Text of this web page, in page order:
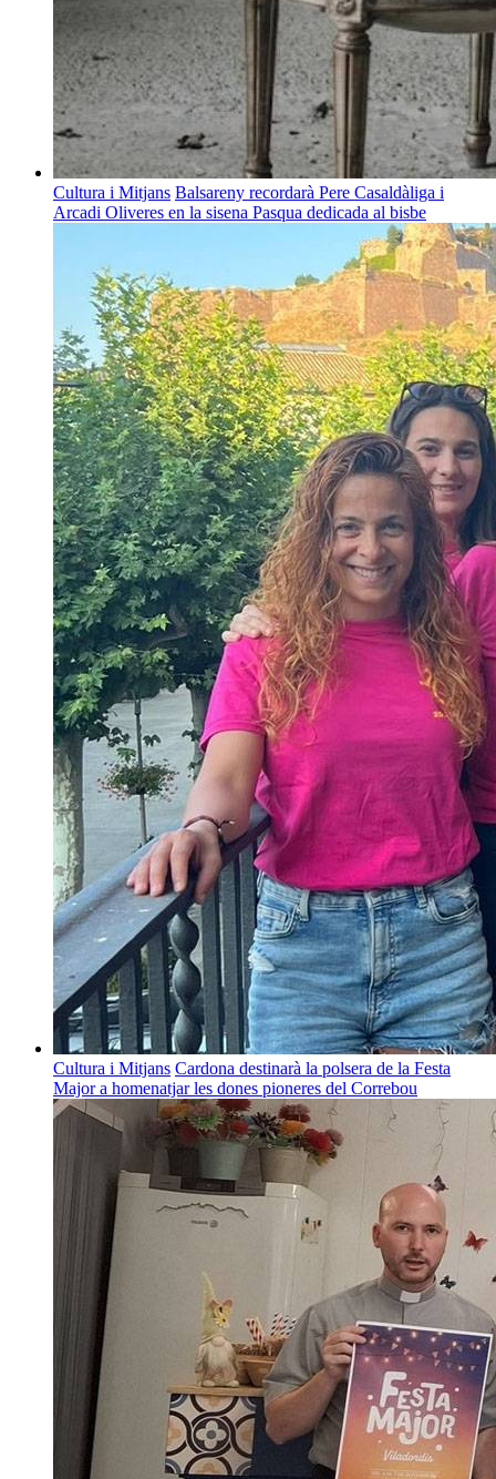
Cultura i Mitjans Balsareny recordarà Pere Casaldàliga i
Arcadi Oliveres en la sisena Pasqua dedicada al bisbe
Cultura i Mitjans Cardona destinarà la polsera de la Festa
Major a homenatjar les dones pioneres del Correbou